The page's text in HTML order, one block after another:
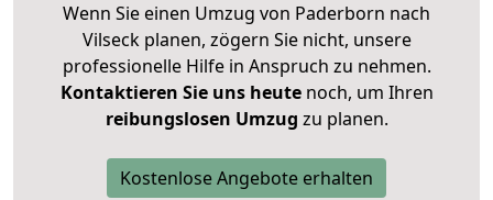
Wenn Sie einen Umzug von Paderborn nach
Vilseck planen, zögern Sie nicht, unsere
professionelle Hilfe in Anspruch zu nehmen.
Kontaktieren Sie uns heutenoch, um Ihren
reibungslosen Umzug zu planen.
Kostenlose Angebote erhalten